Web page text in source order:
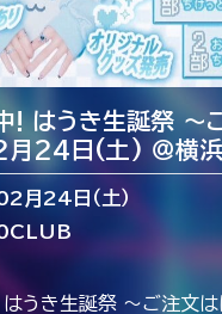
! はうき生誕祭 〜
月24日(土) ＠横
月24日（土）
うき生誕祭 〜ご注文